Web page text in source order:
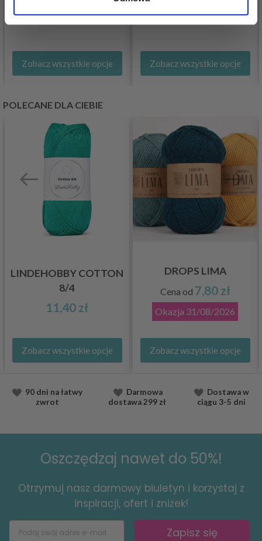
Zobacz wszystkie opcje
28,05 zł
Zobacz wszystkie opcje
POLECANE DLA CIEBIE
LINDEHOBBY COTTON
8/4
11,40 zł
Zobacz wszystkie opcje
DROPS LIMA
Cena od 7,80 zł
Okazja 31/08/2026
Zobacz wszystkie opcje
90 dni na łatwy
zwrot
Darmowa
dostawa299 zł
Dostawaw
ciągu 3-5 dni
Oszczędzaj nawet do 50%!
Otrzymuj nasz darmowy biuletyn i korzystaj z
inspiracji, ofert i zniżek!
Zapisz się